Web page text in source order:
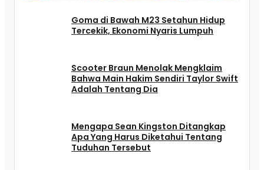
Goma di Bawah M23 Setahun Hidup
Tercekik, Ekonomi Nyaris Lumpuh
Scooter Braun Menolak Mengklaim
Bahwa Main Hakim Sendiri Taylor Swift
Adalah Tentang Dia
Mengapa Sean Kingston Ditangkap
Apa Yang Harus Diketahui Tentang
Tuduhan Tersebut